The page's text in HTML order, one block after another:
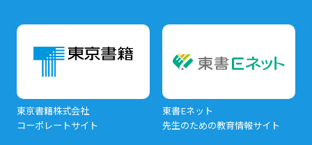
東京書籍株式会社
コーポレートサイト
東書Eネット
先生のための教育情報サイト